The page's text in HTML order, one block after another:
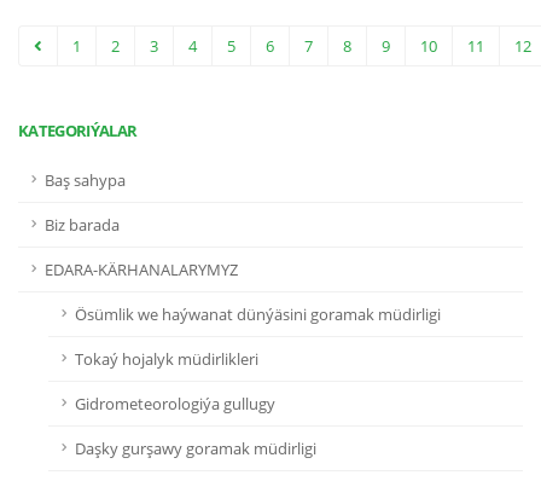
1 2 3 4 5 6 7 8 9 10 11 12
KATEGORIÝALAR
Baş sahypa
Biz barada
EDARA-KÄRHANALARYMYZ
Ösümlik we haýwanat dünýäsini goramak müdirligi
Tokaý hojalyk müdirlikleri
Gidrometeorologiýa gullugy
Daşky gurşawy goramak müdirligi